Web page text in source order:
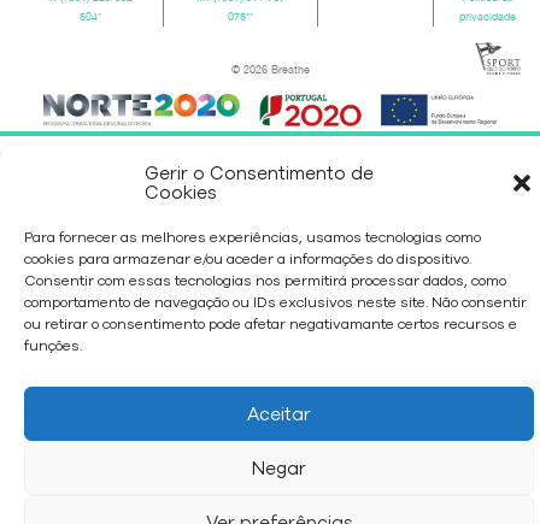
Gerir o Consentimento de
Cookies
Para fornecer as melhores experiências, usamos tecnologias como
cookies para armazenar e/ou aceder a informações do dispositivo.
Consentir com essas tecnologias nos permitirá processar dados, como
comportamento de navegação ou IDs exclusivos neste site. Não consentir
ou retirar o consentimento pode afetar negativamante certos recursos e
funções.
Aceitar
Negar
504*
075**
privacidade
© 2026 Breathe